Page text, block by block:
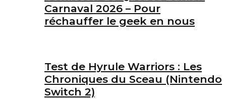
Carnaval 2026 – Pour
réchauffer le geek en nous
Test de Hyrule Warriors : Les
Chroniques du Sceau (Nintendo
Switch 2)